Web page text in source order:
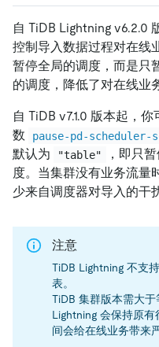
自 TiDB Lightning v6.2.0
控制导入数据过程对在线
暂停全局的调度，而是只
的调度，降低了对在线业
自 TiDB v7.1.0 版本起，
数
pause-pd-scheduler-
默认为
"table"
，即只
度。当集群没有业务流量
少来自调度器对导入的干
注意
TiDB Lightning 不支
表。
TiDB 集群版本需大于
Lightning 会保持原
间会给在线业务带来